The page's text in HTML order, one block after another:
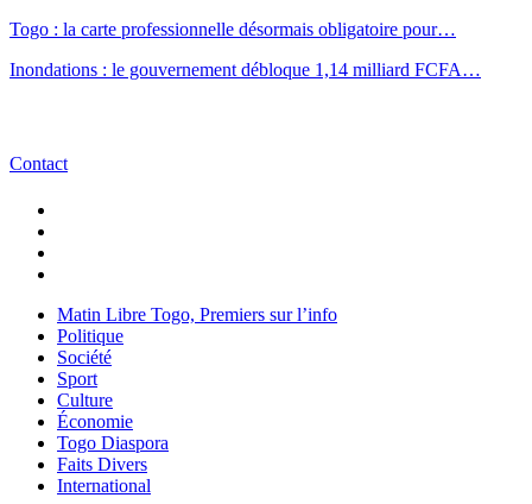
Togo : la carte professionnelle désormais obligatoire pour…
Inondations : le gouvernement débloque 1,14 milliard FCFA…
Contact
Matin Libre Togo, Premiers sur l’info
Politique
Société
Sport
Culture
Économie
Togo Diaspora
Faits Divers
International